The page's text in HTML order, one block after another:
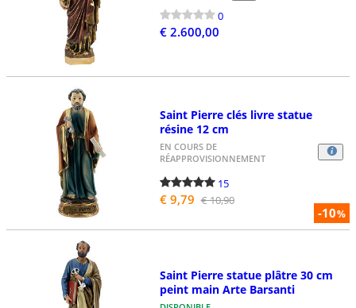
0
€ 2.600,00
-10%
Saint Pierre clés livre statue
résine 12 cm
EN COURS DE
RÉAPPROVISIONNEMENT
15
€ 9,79 € 10,90
Saint Pierre statue plâtre 30 cm
peint main Arte Barsanti